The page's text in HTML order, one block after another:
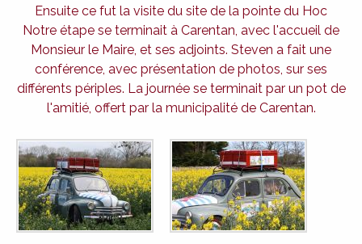
Ensuite ce fut la visite du site de la pointe du Hoc
Notre étape se terminait à Carentan, avec l'accueil de
Monsieur le Maire, et ses adjoints. Steven a fait une
conférence, avec présentation de photos, sur ses
différents périples. La journée se terminait par un pot de
l'amitié, offert par la municipalité de Carentan.